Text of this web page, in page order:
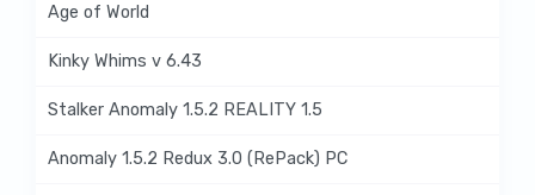
Age of World
Kinky Whims v 6.43
Stalker Anomaly 1.5.2 REALITY 1.5
Anomaly 1.5.2 Redux 3.0 (RePack) PC